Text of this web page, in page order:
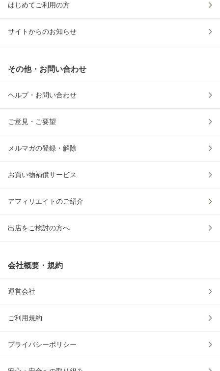
はじめてご利用の方
サイトからのお知らせ
その他・お問い合わせ
ヘルプ・お問い合わせ
ご意見・ご要望
メルマガの登録・解除
お買い物補償サービス
アフィリエイトのご紹介
出店をご検討の方へ
会社概要・規約
運営会社
ご利用規約
プライバシーポリシー